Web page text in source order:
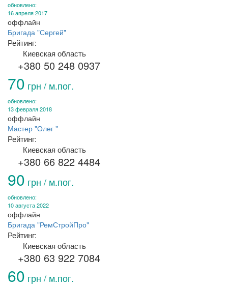
обновлено:
16 апреля 2017
оффлайн
Бригада "Сергей"
Рейтинг:
Киевская область
+380 50 248 0937
70 грн / м.пог.
обновлено:
13 февраля 2018
оффлайн
Мастер "Олег "
Рейтинг:
Киевская область
+380 66 822 4484
90 грн / м.пог.
обновлено:
10 августа 2022
оффлайн
Бригада "РемСтройПро"
Рейтинг:
Киевская область
+380 63 922 7084
60 грн / м.пог.